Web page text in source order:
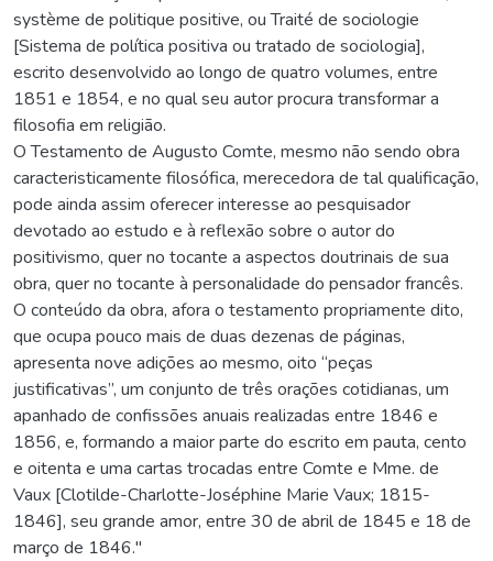
système de politique positive, ou Traité de sociologie
[Sistema de política positiva ou tratado de sociologia],
escrito desenvolvido ao longo de quatro volumes, entre
1851 e 1854, e no qual seu autor procura transformar a
filosofia em religião.
O Testamento de Augusto Comte, mesmo não sendo obra
caracteristicamente filosófica, merecedora de tal qualificação,
pode ainda assim oferecer interesse ao pesquisador
devotado ao estudo e à reflexão sobre o autor do
positivismo, quer no tocante a aspectos doutrinais de sua
obra, quer no tocante à personalidade do pensador francês.
O conteúdo da obra, afora o testamento propriamente dito,
que ocupa pouco mais de duas dezenas de páginas,
apresenta nove adições ao mesmo, oito “peças
justificativas”, um conjunto de três orações cotidianas, um
apanhado de confissões anuais realizadas entre 1846 e
1856, e, formando a maior parte do escrito em pauta, cento
e oitenta e uma cartas trocadas entre Comte e Mme. de
Vaux [Clotilde-Charlotte-Joséphine Marie Vaux; 1815-
1846], seu grande amor, entre 30 de abril de 1845 e 18 de
março de 1846."